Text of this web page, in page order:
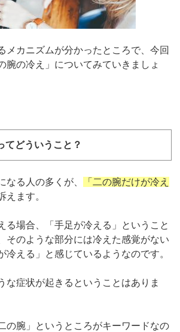
メカニズムが分かったところで、今回
腕の冷え」についてみていきましょ
てどういうこと？
なる人の多くが、
「二の腕だけが冷え
えます。
る場合、「手足が冷える」ということ
そのような部分には冷えた感覚がない
冷える」と感じているようなのです。
な症状が起きるということはありま
の腕」というところがキーワードなの